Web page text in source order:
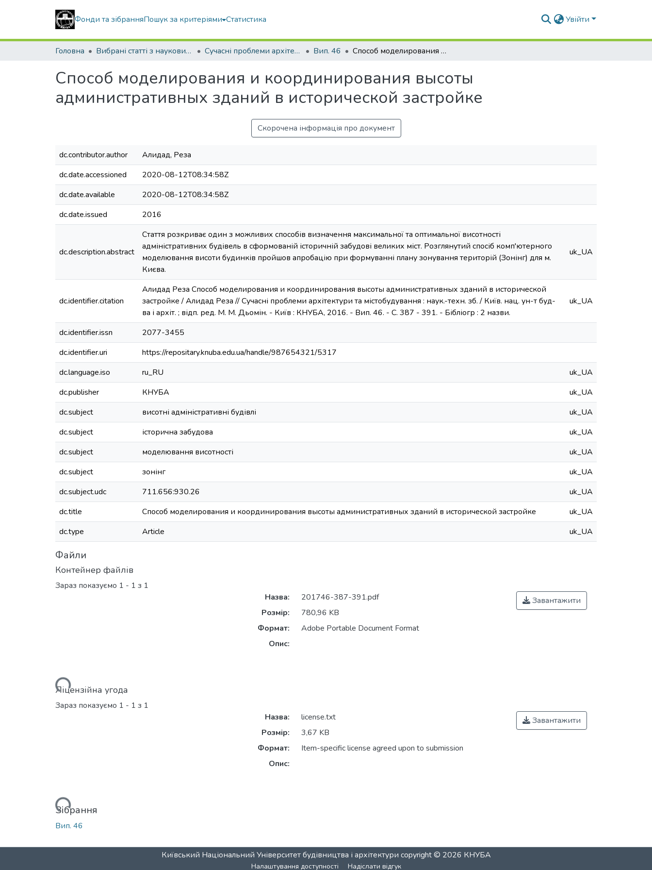
Фонди та зібранняПошук за критеріями Статистика Увійти
Головна Вибрані статті з наукових збірників КНУБА Сучасні проблеми архітектури та містобудування Вип. 46 Способ моделирования и координирования высоты административных зданий в исторической застройке
Способ моделирования и координирования высоты
административных зданий в исторической застройке
Скорочена інформація про документ
dc.contributor.author
Алидад, Реза
dc.date.accessioned
2020-08-12T08:34:58Z
dc.date.available
2020-08-12T08:34:58Z
dc.date.issued
2016
dc.description.abstract
Стаття розкриває один з можливих способів визначення максимальної та оптимальної висотності
адміністративних будівель в сформованій історичній забудові великих міст. Розглянутий спосіб комп'ютерного
моделювання висоти будинків пройшов апробацію при формуванні плану зонування територій (Зонінг) для м.
Києва.
uk_UA
dc.identifier.citation
Алидад Реза Способ моделирования и координирования высоты административных зданий в исторической
застройке / Алидад Реза // Сучасні проблеми архітектури та містобудування : наук.-техн. зб. / Київ. нац. ун-т буд-
ва і архіт. ; відп. ред. М. М. Дьомін. - Київ : КНУБА, 2016. - Вип. 46. - С. 387 - 391. - Бібліогр : 2 назви.
uk_UA
dc.identifier.issn
2077-3455
dc.identifier.uri
https://repositary.knuba.edu.ua/handle/987654321/5317
dc.language.iso
ru_RU
uk_UA
dc.publisher
КНУБА
uk_UA
dc.subject
висотні адміністративні будівлі
uk_UA
dc.subject
історична забудова
uk_UA
dc.subject
моделювання висотності
uk_UA
dc.subject
зонінг
uk_UA
dc.subject.udc
711.656:930.26
uk_UA
dc.title
Способ моделирования и координирования высоты административных зданий в исторической застройке
uk_UA
dc.type
Article uk_UA
Файли
Контейнер файлів
Зараз показуємо 1 - 1 з 1
Вантажиться...
Назва:
201746-387-391.pdf
Розмір:
780,96 KB
Формат:
Adobe Portable Document Format
Опис:
Завантажити
Ліцензійна угода
Зараз показуємо 1 - 1 з 1
Вантажиться...
Назва:
license.txt
Розмір:
3,67 KB
Формат:
Item-specific license agreed upon to submission
Опис:
Завантажити
Зібрання
Вип. 46
Київський Національний Університет будівництва і архітектури copyright © 2026 КНУБА
Налаштування доступності Надіслати відгук